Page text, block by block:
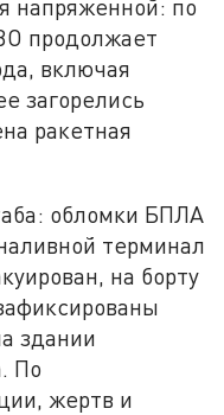
напряженной: по
продолжает
включая
загорелись
ракетная
обломки БПЛА
терминал
на борту
здании
По
жертв и